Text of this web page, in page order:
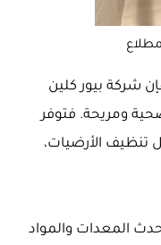
شركة بيور كلين
ومريحة. فتوفر
الأرضيات،
المعدات والمواد